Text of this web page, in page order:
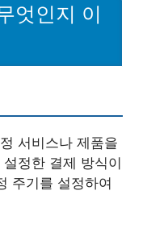
엇인지 이
서비스나 제품을
정한 결제 방식이
주기를 설정하여